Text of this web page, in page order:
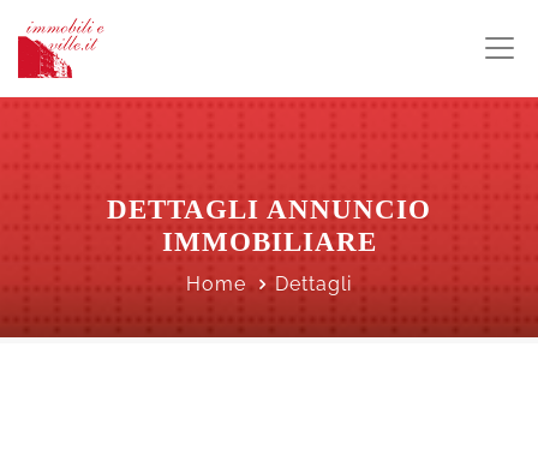
DETTAGLI ANNUNCIO
IMMOBILIARE
Home Dettagli